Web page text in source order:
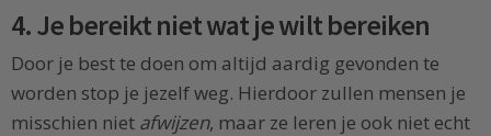
4. Je bereikt niet wat je wilt bereiken
Door je best te doen om altijd aardig gevonden te
worden stop je jezelf weg. Hierdoor zullen mensen je
misschien niet afwijzen, maar ze leren je ook niet echt